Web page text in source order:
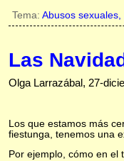
Tema: Abusos sexuales,
Las
Olga Larrazábal, 27-
Los que estamos más
fiestunga, tenemos una
Por ejemplo, cómo en